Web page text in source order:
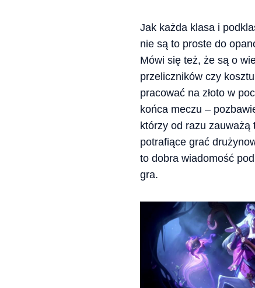
Jak każda klasa i
nie są to proste do
Mówi się też, że są o
przeliczników czy
pracować na złoto w
końca meczu –
którzy od razu zauważą
potrafiące grać
to dobra wiadomość
gra.